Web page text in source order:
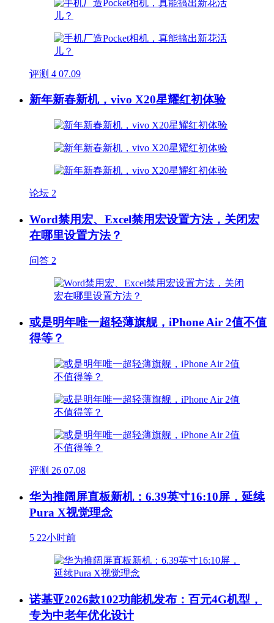
评测 4 07.09
新年新春新机，vivo X20星耀红初体验
论坛 2
Word禁用宏、Excel禁用宏设置方法，关闭宏
在哪里设置方法？
问答 2
或是明年唯一超轻薄旗舰，iPhone Air 2值不值
得等？
评测 26 07.08
华为推阔屏直板新机：6.39英寸16:10屏，延续
Pura X视觉理念
5 22小时前
诺基亚2026款102功能机发布：百元4G机型，
专为中老年优化设计